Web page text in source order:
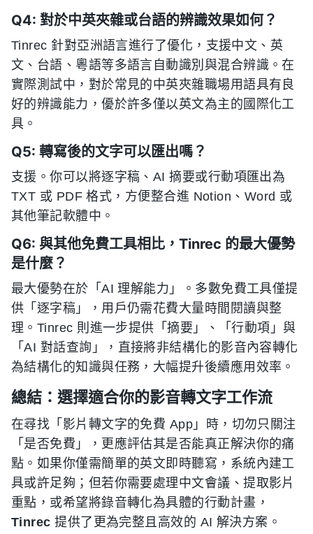
Q4: 對於中英夾雜或台語的辨識效果如何？
Tinrec 針對亞洲語言進行了優化，支援中文、英
文、台語、粵語等多語言自動識別與混合辨識。在
實際測試中，對於常見的中英夾雜職場用語具有良
好的辨識能力，優於許多僅以英文為主的國際化工
具。
Q5: 轉寫後的文字可以匯出嗎？
支援。你可以將逐字稿、AI 摘要或行動項匯出為
TXT 或 PDF 格式，方便整合進 Notion、Word 或
其他筆記軟體中。
Q6: 與其他免費工具相比，Tinrec 的最大優勢
是什麼？
最大優勢在於「AI 理解能力」。多數免費工具僅提
供「逐字稿」，用戶仍需花費大量時間閱讀與整
理。Tinrec 則進一步提供「摘要」、「行動項」與
「AI 對話查詢」，直接將非結構化的影音內容轉化
為結構化的知識與任務，大幅提升後續應用效率。
總結：選擇適合你的影音轉文字工作流
在尋找「影片轉文字的免費 App」時，切勿只關注
「是否免費」，更應評估其是否能真正解決你的痛
點。如果你僅需簡單的英文即時聽寫，系統內建工
具或許足夠；但若你需要處理中文會議、提取影片
重點，或希望將錄音轉化為具體的行動計畫，
Tinrec 提供了更為完整且高效的 AI 解決方案。